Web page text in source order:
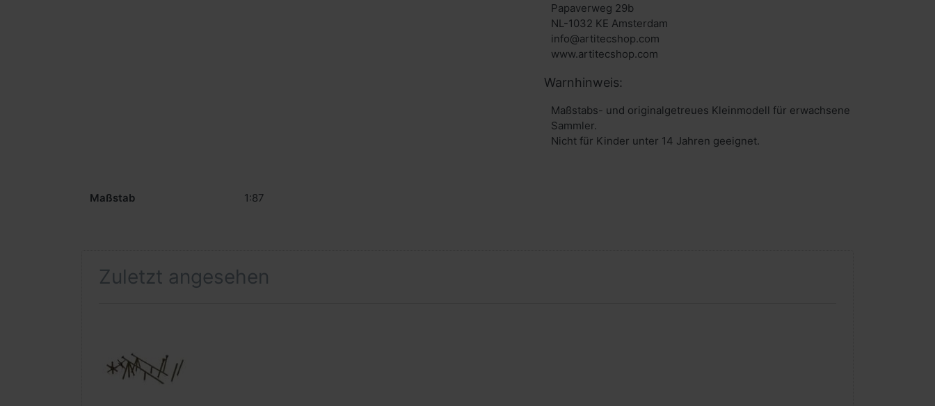
Papaverweg 29b
NL-1032 KE Amsterdam
info@artitecshop.com
Warnhinweis:
Maßstabs- und originalgetreues Kleinmodell für erwachsene
Sammler.
Nicht für Kinder unter 14 Jahren geeignet.
Maßstab 1:87
Zuletzt angesehen